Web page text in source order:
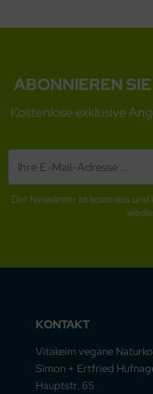
ABONNIEREN
Kostenlose exklusive
Der Newsletter ist kostenlos
KONTAKT
Vitakeim vegane
Simon + Ertfried
Hauptstr. 65